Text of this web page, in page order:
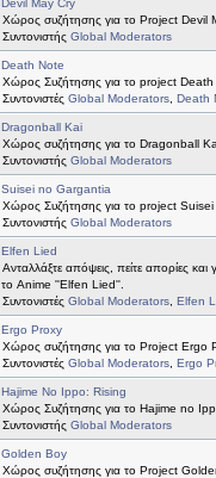
Devil May Cry
Χώρος συζήτησης για το Project Devil
Συντονιστής Global Moderators
Death Note
Χώρος Συζήτησης για το project
Συντονιστές Global Moderators Death
Dragonball Kai
Χώρος συζήτησης για το Dragonball
Συντονιστής Global Moderators
Suisei no Gargantia
Χώρος Συζήτησης για το project
Συντονιστής Global Moderators
Elfen Lied
Ανταλλάξτε απόψεις, πείτε απορίες και
το Anime ''Elfen Lied''.
Συντονιστές Global Moderators Elfen
Ergo Proxy
Χώρος συζήτησης για το Project Ergo
Συντονιστές Global Moderators Ergo
Hajime No Ippo: Rising
Χώρος Συζήτησης για το Hajime no
Συντονιστής Global Moderators
Golden Boy
Χώρος συζήτησης για το Project